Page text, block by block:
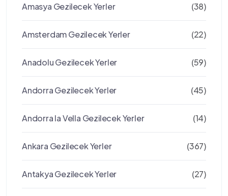
Amasya Gezilecek Yerler (38)
Amsterdam Gezilecek Yerler (22)
Anadolu Gezilecek Yerler (59)
Andorra Gezilecek Yerler (45)
Andorra la Vella Gezilecek Yerler (14)
Ankara Gezilecek Yerler (367)
Antakya Gezilecek Yerler (27)